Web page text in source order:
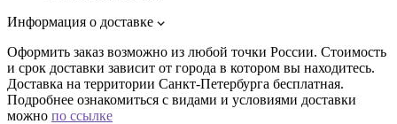
Информация о доставке
Оформить заказ возможно из любой точки России. Стоимость
и срок доставки зависит от города в котором вы находитесь.
Доставка на территории Санкт-Петербурга бесплатная.
Подробнее ознакомиться с видами и условиями доставки
можно по ссылке